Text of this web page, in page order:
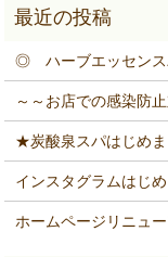
◎ ハーブエッセンス
～～お店での感染防
★炭酸泉スパはじめ
インスタグラムはじめ
ホームページリニュー